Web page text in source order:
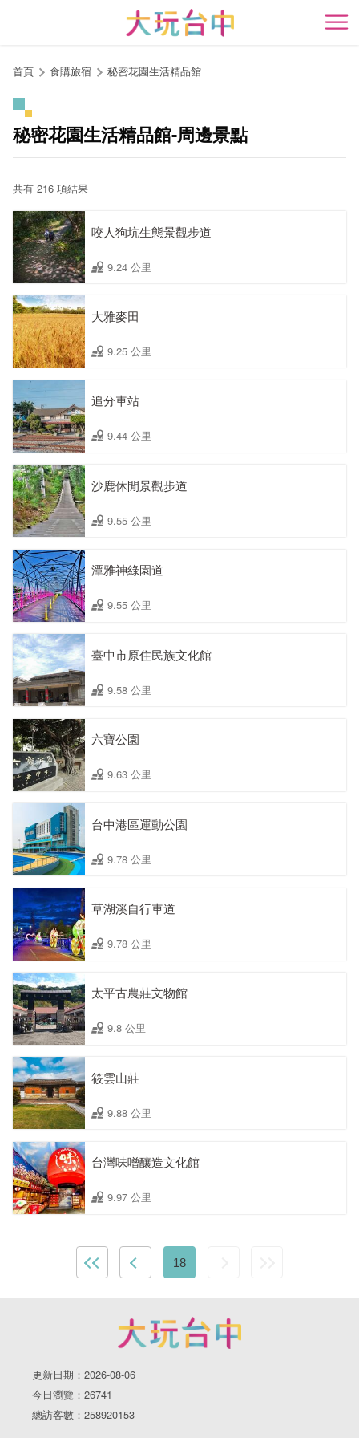
開
首頁 食購旅宿 秘密花園生活精品館
秘密花園生活精品館-周邊景點
共有 216 項結果
咬人狗坑生態景觀步道
9.24 公里
大雅麥田
9.25 公里
追分車站
9.44 公里
沙鹿休閒景觀步道
9.55 公里
潭雅神綠園道
9.55 公里
臺中市原住民族文化館
9.58 公里
六寶公園
9.63 公里
台中港區運動公園
9.78 公里
草湖溪自行車道
9.78 公里
太平古農莊文物館
9.8 公里
筱雲山莊
9.88 公里
台灣味噌釀造文化館
9.97 公里
18
更新日期：2026-08-06
今日瀏覽：26741
總訪客數：258920153